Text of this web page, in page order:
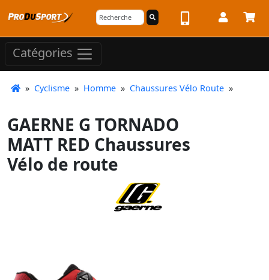
Catégories
» Cyclisme » Homme » Chaussures Vélo Route »
GAERNE G TORNADO
MATT RED Chaussures
Vélo de route